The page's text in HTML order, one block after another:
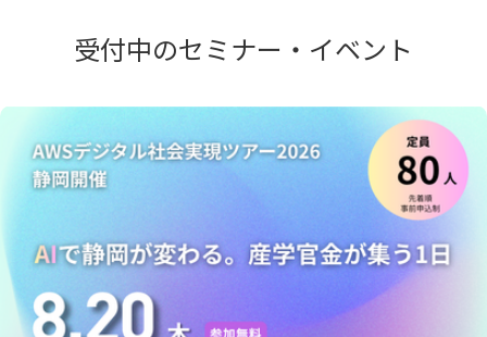
受付中のセミナー・イベント